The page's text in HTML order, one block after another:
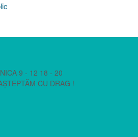
9 - 12 18 - 20
CU DRAG !